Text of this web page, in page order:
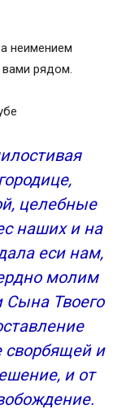
неимением
вами рядом.
целебные
наших и на
еси нам,
молим
Сына Твоего
сворбящей и
и от